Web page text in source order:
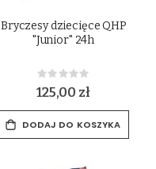
Bryczesy dziecięce QHP
"Junior" 24h
Rating:
0%
125,00 zł
DODAJ DO KOSZYKA